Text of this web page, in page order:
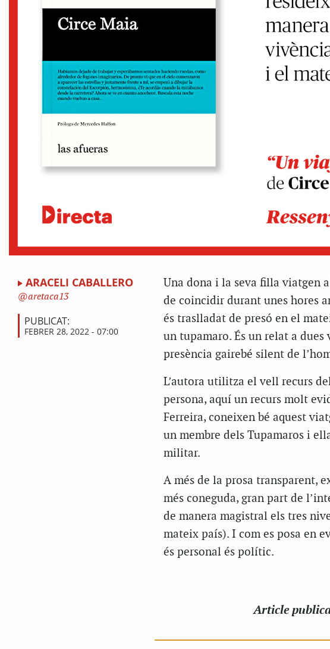
ARACELI CABALLERO
aretaca13
PUBLICAT:
FEBRER 28, 2022 - 07:00
Una dona i la seva filla viatgen
de coincidir durant unes hores
és traslladat de presó en el
un tupamaro. És un relat a
presència gairebé silent de
L’autora utilitza el vell recurs
persona, aquí un recurs molt
Ferreira, coneixen bé aquest
un membre dels Tupamaros i
militar.
A més de la prosa transparent,
més coneguda, gran part de
de manera magistral els tres
mateix país). I com es posa en
és personal és polític.
Article